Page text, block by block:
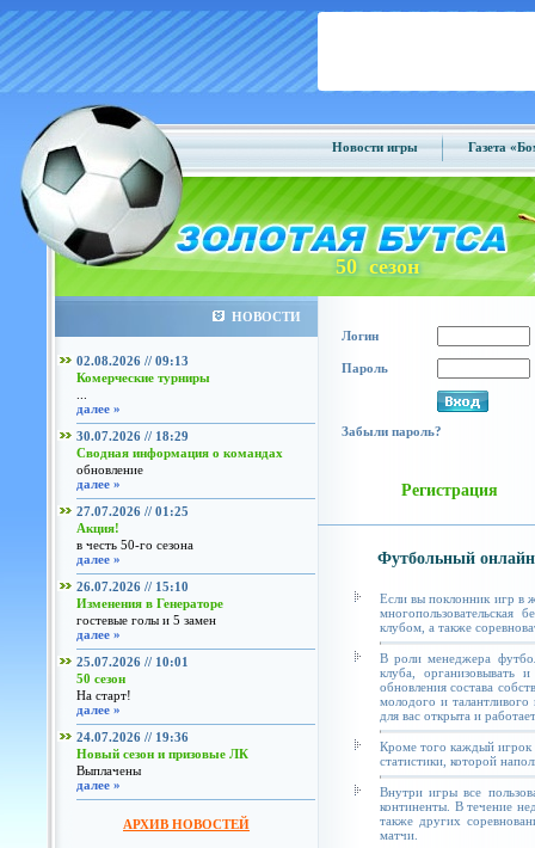
Новости игры Газета
50 сезон
НОВОСТИ
02.08.2026 // 09:13
Комерческие турниры
далее »
30.07.2026 // 18:29
Сводная информация о командах
обновление
далее »
27.07.2026 // 01:25
Акция!
в честь 50-го сезона
далее »
26.07.2026 // 15:10
Изменения в Генераторе
гостевые голы и 5 замен
далее »
25.07.2026 // 10:01
50 сезон
На старт!
далее »
24.07.2026 // 19:36
Новый сезон и призовые ЛК
Выплачены
далее »
АРХИВ НОВОСТЕЙ
Логин
Пароль
Забыли пароль?
Регистрация
Футбольный
Если вы поклонник игр в
клубом, а также
В роли менеджера
клуба, организовывать
обновления состава
молодого и талантливого
для вас открыта и
Кроме того каждый игрок
статистики, которой
Внутри игры все
континенты. В течение
также других
матчи.